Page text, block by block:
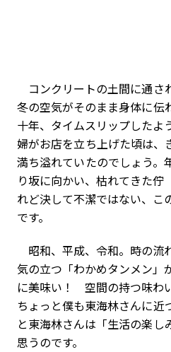
コンクリートの土間に通さ
冬の空気がそのまま身体に伝
十年、タイムスリップしたよ
婦がお店を立ち上げた頃は、
満ち溢れていたのでしょう。
り坂に向かい、枯れてきた佇
れど決して不潔ではない、こ
です。
昭和、平成、令和。時の流
気の立つ「わかめタンメン」
に美味い！ 空間の持つ味わ
ちょっと僕も東海林さんに近
と東海林さんは「生活の楽し
思うのです。